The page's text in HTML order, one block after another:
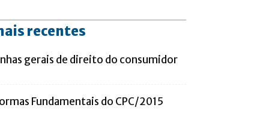
recentes
gerais de direito do consumidor
Fundamentais do CPC/2015